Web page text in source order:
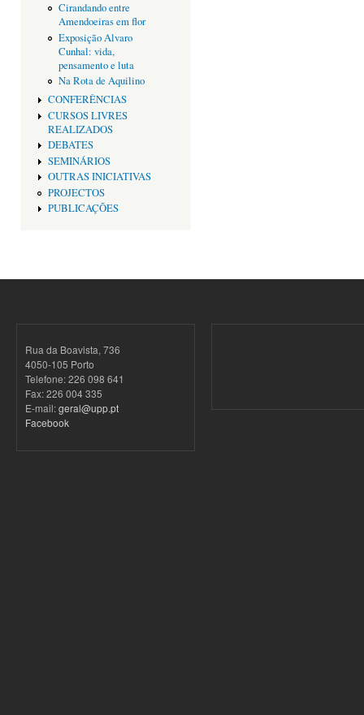
Cirandando entre
Amendoeiras em flor
Exposição Alvaro
Cunhal: vida,
pensamento e luta
Na Rota de Aquilino
CONFERÊNCIAS
CURSOS LIVRES
REALIZADOS
DEBATES
SEMINÁRIOS
OUTRAS INICIATIVAS
PROJECTOS
PUBLICAÇÕES
Rua da Boavista, 736
4050-105 Porto
Telefone: 226 098 641
Fax: 226 004 335
E-mail:geral@upp.pt
Facebook